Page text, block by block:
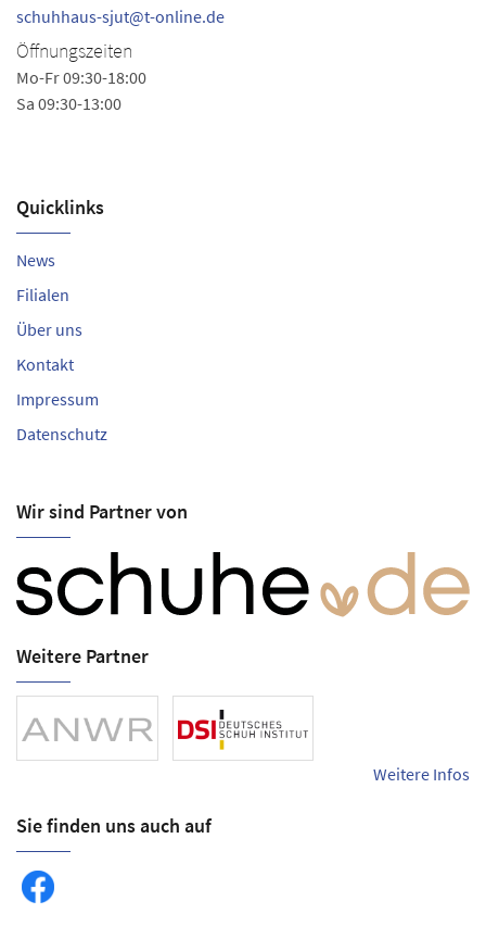
schuhhaus-sjut@t-online.de
Öffnungszeiten
Mo-Fr 09:30-18:00
Sa 09:30-13:00
Quicklinks
News
Filialen
Über uns
Kontakt
Impressum
Datenschutz
Wir sind Partner von
Weitere Partner
Weitere Infos
Sie finden uns auch auf